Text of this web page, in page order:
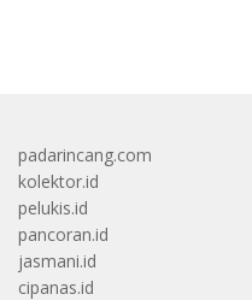
padarincang.com
kolektor.id
pelukis.id
pancoran.id
jasmani.id
cipanas.id